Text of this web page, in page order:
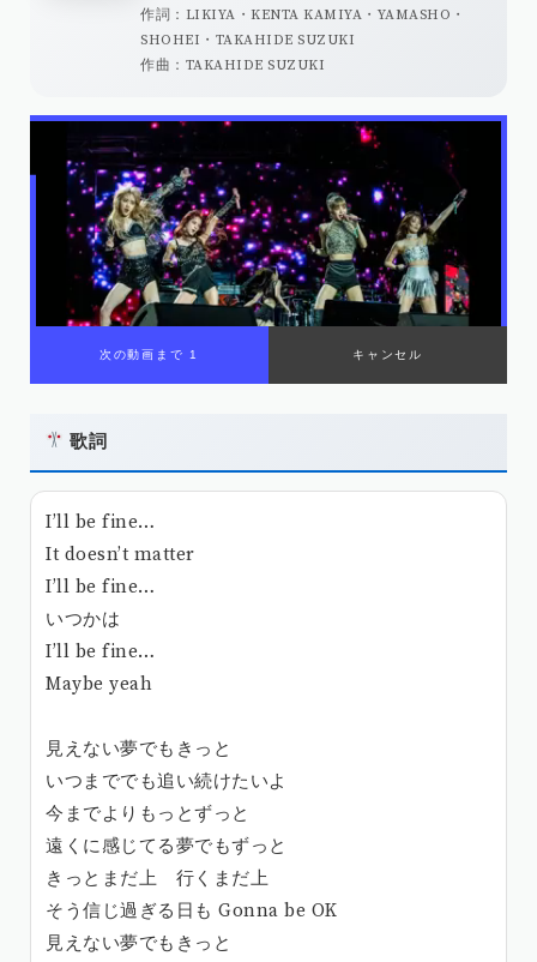
作詞：LIKIYA・KENTA KAMIYA・YAMASHO・
SHOHEI・TAKAHIDE SUZUKI
作曲：TAKAHIDE SUZUKI
歌詞
I’ll be fine…
It doesn’t matter
I’ll be fine…
いつかは
I’ll be fine…
Maybe yeah
見えない夢でもきっと
いつまででも追い続けたいよ
今までよりもっとずっと
遠くに感じてる夢でもずっと
きっとまだ上 行くまだ上
そう信じ過ぎる日も Gonna be OK
見えない夢でもきっと